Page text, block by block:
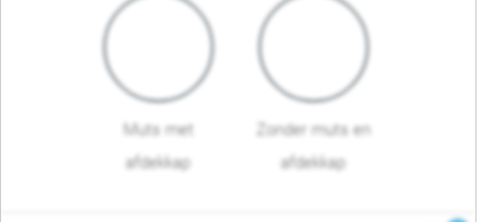
Muts met
afdekkap
Zonder muts en
afdekkap